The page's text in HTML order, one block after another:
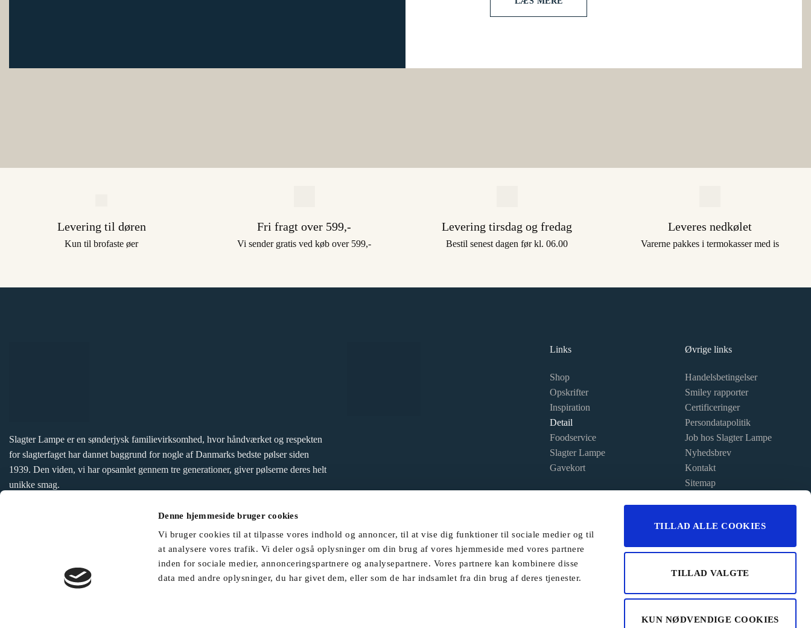
Denne hjemmeside bruger cookies
Vi bruger cookies til at tilpasse vores indhold og annoncer, til at vise dig funktioner til sociale medier og til
at analysere vores trafik. Vi deler også oplysninger om din brug af vores hjemmeside med vores partnere
inden for sociale medier, annonceringspartnere og analysepartnere. Vores partnere kan kombinere disse
data med andre oplysninger, du har givet dem, eller som de har indsamlet fra din brug af deres tjenester.
TILLAD ALLE COOKIES
TILLAD VALGTE
KUN NØDVENDIGE COOKIES
Levering til døren
Kun til brofaste øer
Fri fragt over 599,-
Vi sender gratis ved køb over 599,-
Levering tirsdag og fredag
Bestil senest dagen før kl. 06.00
Leveres nedkølet
Varerne pakkes i termokasser med is
Slagter Lampe er en sønderjysk familievirksomhed, hvor håndværket og respekten
for slagterfaget har dannet baggrund for nogle af Danmarks bedste pølser siden
1939. Den viden, vi har opsamlet gennem tre generationer, giver pølserne deres helt
unikke smag.
CVR: 10026164
lampe@slagterlampe.dk
Links
Shop
Opskrifter
Inspiration
Detail
Foodservice
Slagter Lampe
Gavekort
Øvrige links
Handelsbetingelser
Smiley rapporter
Certificeringer
Persondatapolitik
Job hos Slagter Lampe
Nyhedsbrev
Kontakt
Sitemap